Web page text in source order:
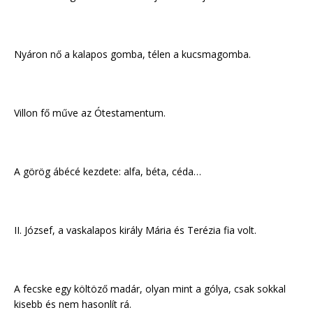
Nyáron nő a kalapos gomba, télen a kucsmagomba.
Villon fő műve az Ótestamentum.
A görög ábécé kezdete: alfa, béta, céda…
II. József, a vaskalapos király Mária és Terézia fia volt.
A fecske egy költöző madár, olyan mint a gólya, csak sokkal
kisebb és nem hasonlít rá.